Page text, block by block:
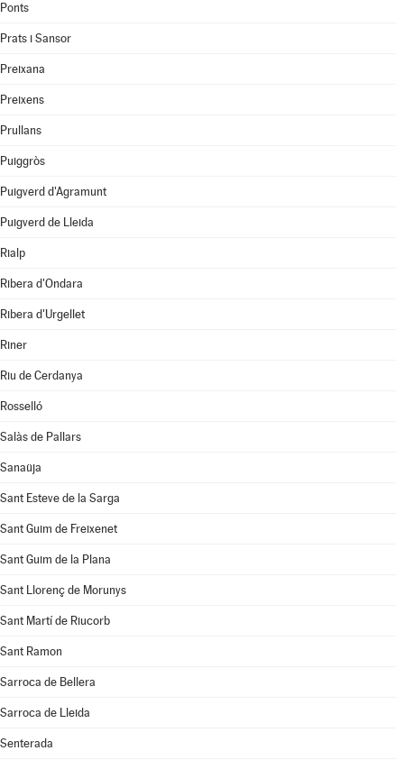
Ponts
Prats i Sansor
Preixana
Preixens
Prullans
Puiggròs
Puigverd d'Agramunt
Puigverd de Lleida
Rialp
Ribera d'Ondara
Ribera d'Urgellet
Riner
Riu de Cerdanya
Rosselló
Salàs de Pallars
Sanaüja
Sant Esteve de la Sarga
Sant Guim de Freixenet
Sant Guim de la Plana
Sant Llorenç de Morunys
Sant Martí de Riucorb
Sant Ramon
Sarroca de Bellera
Sarroca de Lleida
Senterada